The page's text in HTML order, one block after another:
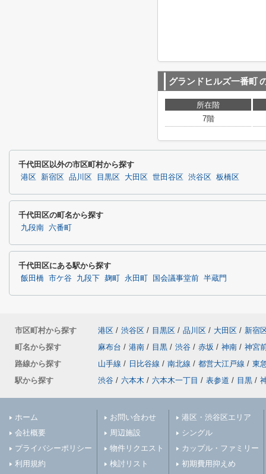
グランドヒルズ一番町
所在階
7階
千代田区以外の市区町村から探す
港区 新宿区 品川区 目黒区 大田区 世田谷区 渋谷区 板橋区
千代田区の町名から探す
九段南 六番町
千代田区にある駅から探す
飯田橋 市ケ谷 九段下 麹町 永田町 国会議事堂前 半蔵門
市区町村から探す 港区 / 渋谷区 / 目黒区 / 品川区 / 大田区 / 新宿
町名から探す
麻布台 / 港南 / 目黒 / 渋谷 / 赤坂 / 神南 / 神宮
路線から探す
山手線 / 日比谷線 / 南北線 / 都営大江戸線 / 東
駅から探す
渋谷 / 六本木 / 六本木一丁目 / 表参道 / 目黒 /
ホーム
会社概要
プライバシーポリシー
利用規約
お問い合わせ
周辺施設
物件リクエスト
検討リスト
港区・渋谷区エリア
シングル
カップル・ファミリー
初期費用抑えめ